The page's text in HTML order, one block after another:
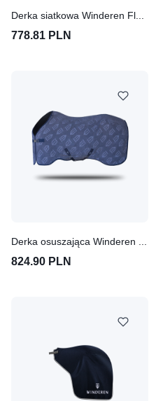
Derka siatkowa Winderen Fly - Proof
778.81 PLN
824.90 PLN